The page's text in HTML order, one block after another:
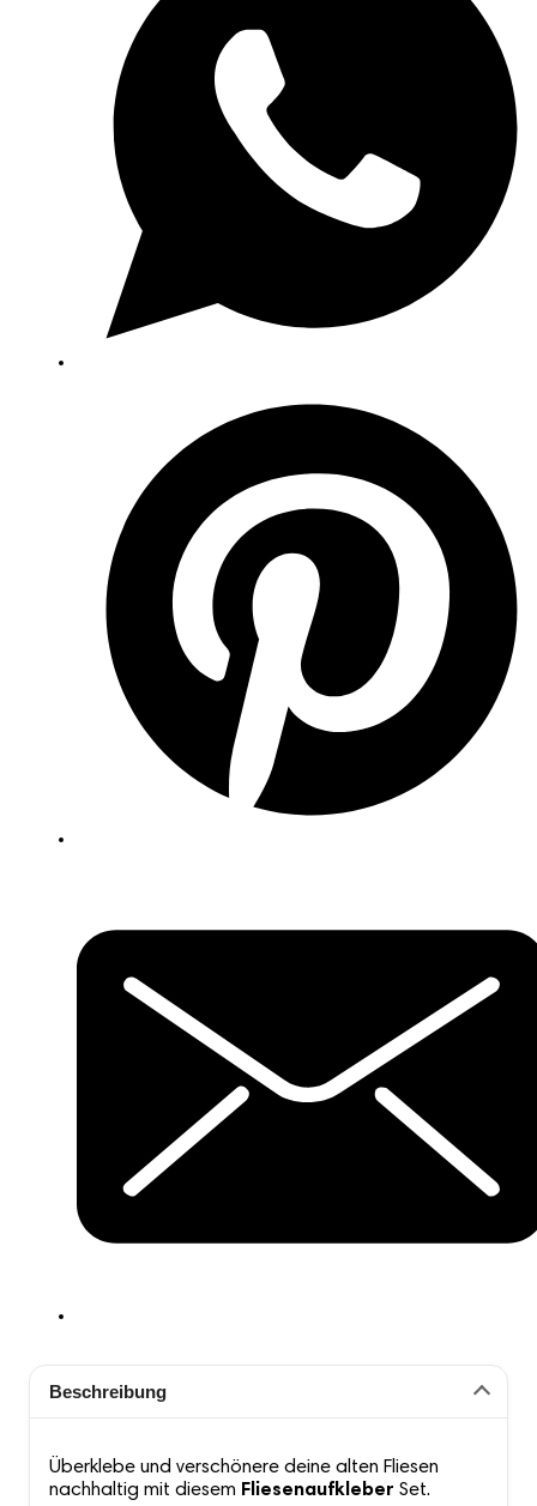
Beschreibung
Überklebe und verschönere deine alten Fliesen
nachhaltig mit diesem Fliesenaufkleber Set.